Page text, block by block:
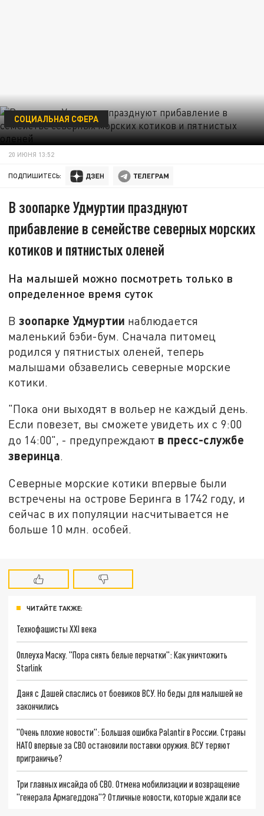
СОЦИАЛЬНАЯ СФЕРА
20 ИЮНЯ 13:52
ПОДПИШИТЕСЬ:
В зоопарке Удмуртии празднуют
прибавление в семействе северных морских
котиков и пятнистых оленей
На малышей можно посмотреть только в
определенное время суток
Взоопарке Удмуртии наблюдается
маленький бэби-бум. Сначала питомец
родился у пятнистых оленей, теперь
малышами обзавелись северные морские
котики.
"Пока они выходят в вольер не каждый день.
Если повезет, вы сможете увидеть их с 9:00
до 14:00", - предупреждают в пресс-службе
зверинца.
Северные морские котики впервые были
встречены на острове Беринга в 1742 году, и
сейчас в их популяции насчитывается не
больше 10 млн. особей.
ЧИТАЙТЕ ТАКЖЕ:
Технофашисты XXI века
Оплеуха Маску. "Пора снять белые перчатки": Как уничтожить
Starlink
Даня с Дашей спаслись от боевиков ВСУ. Но беды для малышей не
закончились
"Очень плохие новости": Большая ошибка Palantir в России. Страны
НАТО впервые за СВО остановили поставки оружия. ВСУ теряют
приграничье?
Три главных инсайда об СВО. Отмена мобилизации и возвращение
"генерала Армагеддона"? Отличные новости, которые ждали все